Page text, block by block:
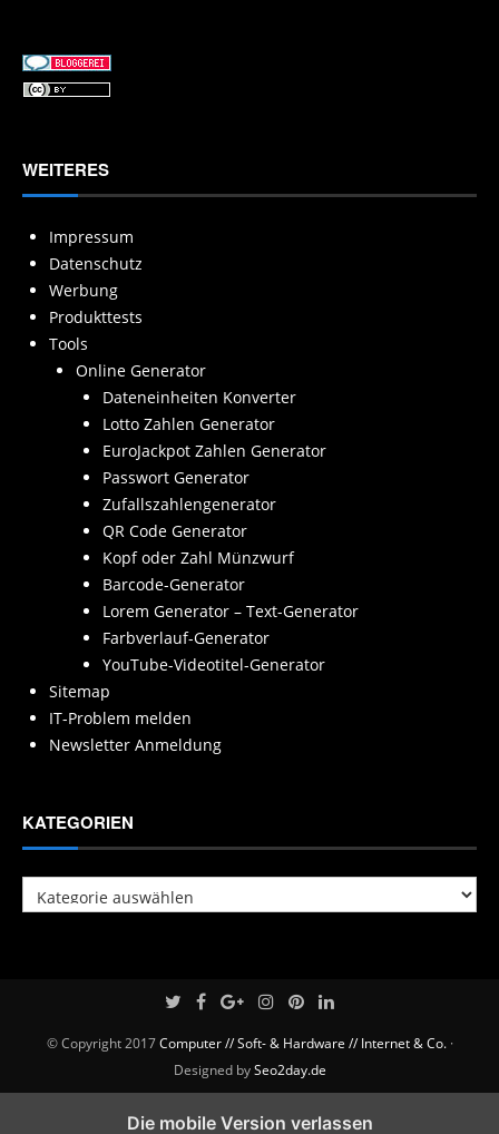
WEITERES
Impressum
Datenschutz
Werbung
Produkttests
Tools
Online Generator
Dateneinheiten Konverter
Lotto Zahlen Generator
EuroJackpot Zahlen Generator
Passwort Generator
Zufallszahlengenerator
QR Code Generator
Kopf oder Zahl Münzwurf
Barcode-Generator
Lorem Generator – Text-Generator
Farbverlauf-Generator
YouTube-Videotitel-Generator
Sitemap
IT-Problem melden
Newsletter Anmeldung
KATEGORIEN
Kategorien
© Copyright 2017Computer // Soft- & Hardware // Internet & Co.·
Designed bySeo2day.de
Die mobile Version verlassen